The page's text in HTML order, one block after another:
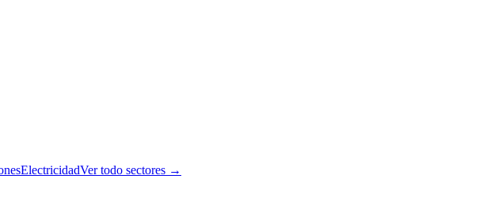
ElectricidadVer todo sectores →